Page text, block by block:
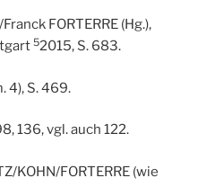
FORTERRE (Hg.),
52015, S. 683.
4), S. 469.
136, vgl. auch 122.
KOHN/FORTERRE (wie